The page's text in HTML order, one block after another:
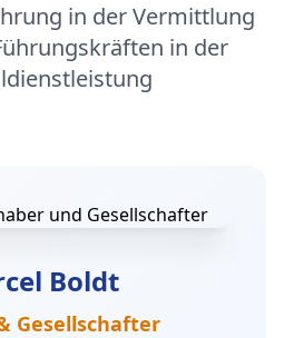
in der Vermittlung
in der
Boldt
Gesellschafter